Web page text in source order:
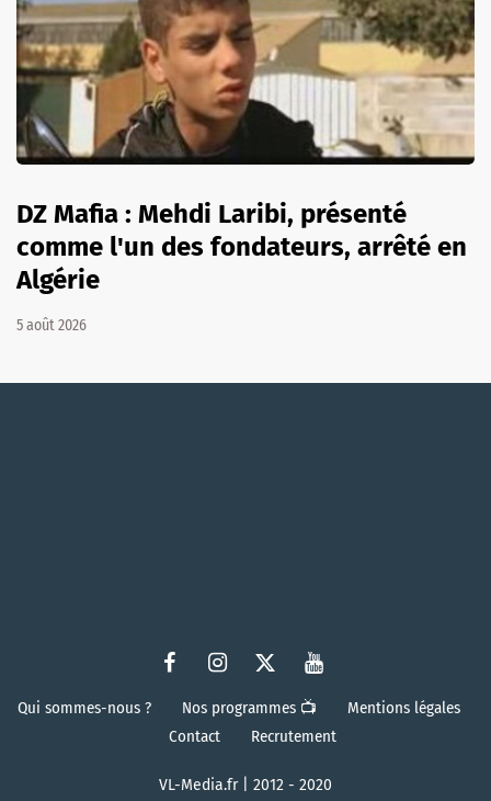
DZ Mafia : Mehdi Laribi, présenté
comme l'un des fondateurs, arrêté en
Algérie
5 août 2026
Qui sommes-nous ? Nos programmes 📺
Mentions légales
Contact
Recrutement
VL-Media.fr | 2012 - 2020